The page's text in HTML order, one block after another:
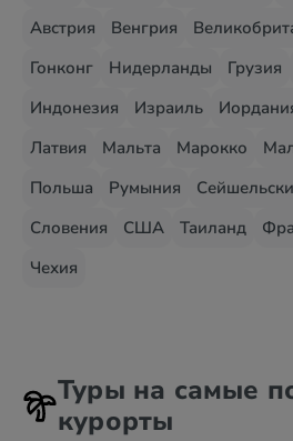
Австрия
Венгрия
Гонконг
Нидерланды Грузия
Индонезия
Израиль
Латвия
Мальта Марокко
Польша
Румыния
Словения
США Таиланд
Чехия
Туры на самые
курорты